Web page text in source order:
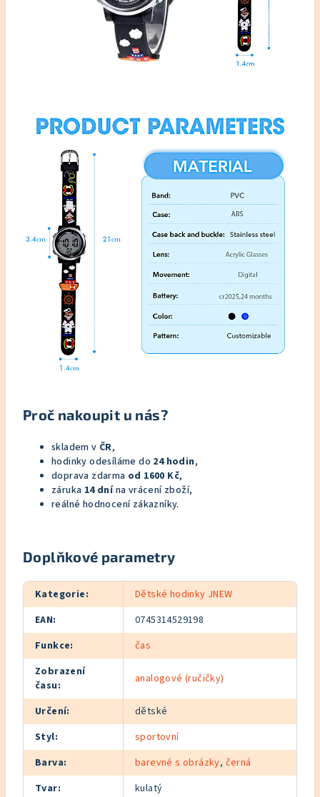
Proč nakoupit u nás?
skladem v ČR,
hodinky odesíláme do 24 hodin,
doprava zdarma od 1600 Kč,
záruka 14 dnína vrácení zboží,
reálné hodnocení zákazníky.
Doplňkové parametry
Kategorie:
Dětské hodinky JNEW
EAN:
0745314529198
Funkce:
čas
Zobrazení
času: analogové (ručičky)
Určení:
dětské
Styl:
sportovní
Barva: barevné s obrázky, černá
Tvar: kulatý